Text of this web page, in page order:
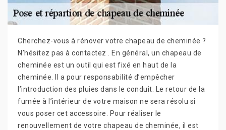
Cherchez-vous à rénover votre chapeau de cheminée ?
N’hésitez pas à contactez . En général, un chapeau de
cheminée est un outil qui est fixé en haut de la
cheminée. Il a pour responsabilité d’empêcher
l’introduction des pluies dans le conduit. Le retour de la
fumée à l’intérieur de votre maison ne sera résolu si
vous poser cet accessoire. Pour réaliser le
renouvellement de votre chapeau de cheminée, il est